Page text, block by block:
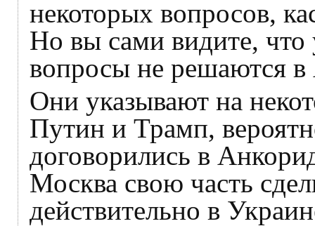
некоторых вопросов,
Но вы сами видите, что
вопросы не решаются
Они указывают на
Путин и Трамп,
договорились в
Москва свою часть
действительно в